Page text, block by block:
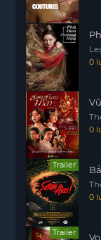
0
0
Trailer
0
Trailer